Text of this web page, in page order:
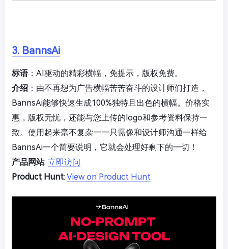
3. BannsAi
标语：AI驱动的精彩横幅，免提示，版权免费。
介绍 ：由不再想为广告横幅苦苦奋斗的设计师们打造，
BannsAi能够快速生成100%独特且出色的横幅。价格实
惠，版权无忧，还能与您上传的logo和参考资料保持一
致。使用起来毫不复杂——只需像和设计师沟通一样给
BannsAi一个简要说明，它就会处理好剩下的一切！
产品网站: 立即访问
Product Hunt: View on Product Hunt